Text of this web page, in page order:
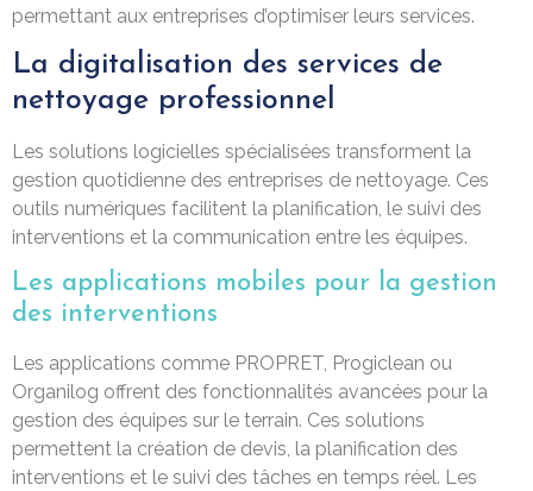
permettant aux entreprises d’optimiser leurs services.
La digitalisation des services de
nettoyage professionnel
Les solutions logicielles spécialisées transforment la
gestion quotidienne des entreprises de nettoyage. Ces
outils numériques facilitent la planification, le suivi des
interventions et la communication entre les équipes.
Les applications mobiles pour la gestion
des interventions
Les applications comme PROPRET, Progiclean ou
Organilog offrent des fonctionnalités avancées pour la
gestion des équipes sur le terrain. Ces solutions
permettent la création de devis, la planification des
interventions et le suivi des tâches en temps réel. Les